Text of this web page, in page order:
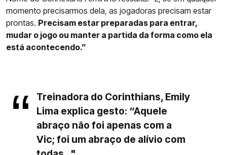
momento precisarmos dela, as jogadoras precisam estar
prontas. Precisam estar preparadas para entrar,
mudar o jogo ou manter a partida da forma como ela
está acontecendo.”
Treinadora do Corinthians, Emily
Lima explica gesto: “Aquele
abraço não foi apenas com a
Vic; foi um abraço de alívio com